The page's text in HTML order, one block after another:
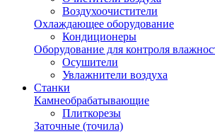
Воздухоочистители
Охлаждающее оборудование
Кондиционеры
Оборудование для контроля
Осушители
Увлажнители воздуха
Станки
Камнеобрабатывающие
Плиткорезы
Заточные (точила)